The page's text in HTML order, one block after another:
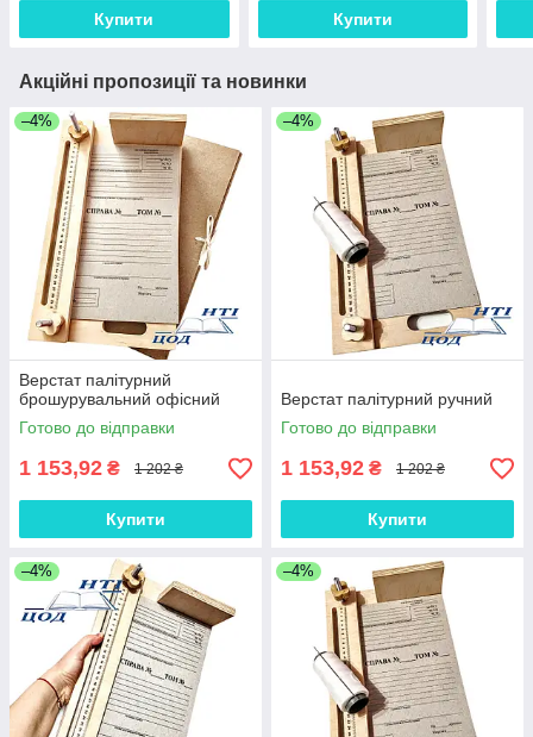
Купити Купити
Акційні пропозиції та новинки
–4%
Верстат палітурний
брошурувальний офісний
Готово до відправки
1 153,92 ₴ 1 202 ₴
Купити
–4%
Верстат палітурний ручний
Готово до відправки
1 153,92 ₴ 1 202 ₴
Купити
–4% –4%